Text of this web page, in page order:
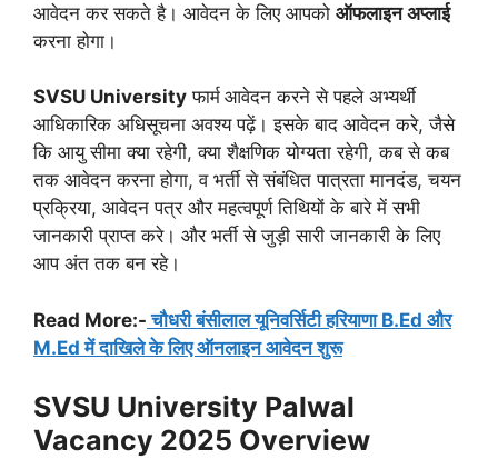
आवेदन कर सकते है। आवेदन के लिए आपको ऑफलाइन अप्लाई
करना होगा।
SVSU University फार्म आवेदन करने से पहले अभ्यर्थी
आधिकारिक अधिसूचना अवश्य पढ़ें। इसके बाद आवेदन करे, जैसे
कि आयु सीमा क्या रहेगी, क्या शैक्षणिक योग्यता रहेगी, कब से कब
तक आवेदन करना होगा, व भर्ती से संबंधित पात्रता मानदंड, चयन
प्रक्रिया, आवेदन पत्र और महत्वपूर्ण तिथियों के बारे में सभी
जानकारी प्राप्त करे। और भर्ती से जुड़ी सारी जानकारी के लिए
आप अंत तक बन रहे।
Read More:- चौधरी बंसीलाल यूनिवर्सिटी हरियाणा B.Ed और
M.Ed में दाखिले के लिए ऑनलाइन आवेदन शुरू
SVSU University Palwal
Vacancy 2025 Overview